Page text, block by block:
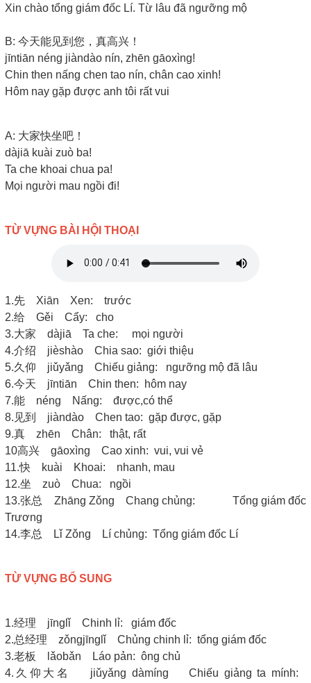
Xin chào tổng giám đốc Lí. Từ lâu đã ngưỡng mộ
B: 今天能见到您，真高兴！
jīntiān néng jiàndào nín, zhēn gāoxìng!
Chin then nấng chen tao nín, chân cao xinh!
Hôm nay gặp được anh tôi rất vui
A: 大家快坐吧！
dàjiā kuài zuò ba!
Ta che khoai chua pa!
Mọi người mau ngồi đi!
TỪ VỰNG BÀI HỘI THOẠI
1.先 Xiān Xen: trước
2.给 Gěi Cẩy: cho
3.大家 dàjiā Ta che: mọi người
4.介绍 jièshào Chia sao: giới thiệu
5.久仰 jiǔyǎng Chiếu giảng: ngưỡng mộ đã lâu
6.今天 jīntiān Chin then: hôm nay
7.能 néng Nấng: được,có thể
8.见到 jiàndào Chen tao: gặp được, gặp
9.真 zhēn Chân: thật, rất
10高兴 gāoxìng Cao xinh: vui, vui vẻ
11.快 kuài Khoai: nhanh, mau
12.坐 zuò Chua: ngồi
13.张总 Zhāng Zǒng Chang chủng: Tổng giám đốc
Trương
14.李总 Lǐ Zǒng Lí chủng: Tổng giám đốc Lí
TỪ VỰNG BỔ SUNG
1.经理 jīnglǐ Chinh lỉ: giám đốc
2.总经理 zǒngjīnglǐ Chủng chinh lỉ: tổng giám đốc
3.老板 lǎobǎn Láo pản: ông chủ
4.久仰大名 jiǔyǎng dàmíng Chiếu giảng ta mính: